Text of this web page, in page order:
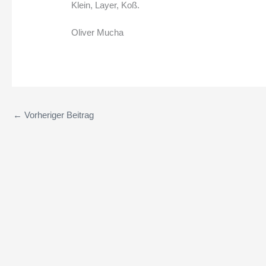
Klein, Layer, Koß.
Oliver Mucha
← Vorheriger Beitrag